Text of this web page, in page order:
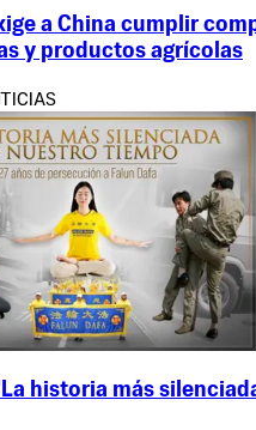
a China cumplir
y productos agrícolas
historia más